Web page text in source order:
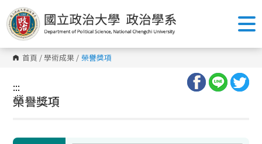
跳
到
主
要
內
容
區 首頁 /學術成果 / 榮譽獎項
:::
:::
榮譽獎項